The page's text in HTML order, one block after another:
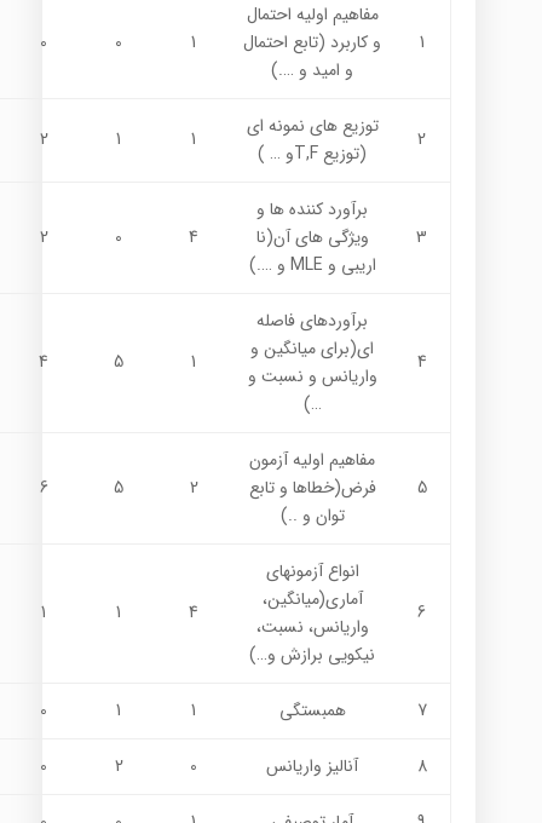
1
مفاهيم اوليه احتمال
و كاربرد (تابع احتمال
و اميد و ….)
1
0
0
2
توزيع هاي نمونه اي
(توزيع T,Fو … )
1
1
2
3
برآورد كننده ها و
ويژگي هاي آن(نا
اريبي و MLE و ….)
4
0
2
4
برآوردهاي فاصله
اي(براي ميانگين و
واريانس و نسبت و
…)
1
5
4
5
مفاهيم اوليه آزمون
فرض(خطاها و تابع
توان و ..)
2
5
6
6
انواع آزمونهاي
آماري(ميانگين،
واريانس، نسبت،
نيكويي برازش و…)
4
1
1
7 همبستگي 1
1
0
8 آناليز واريانس 0
2
0